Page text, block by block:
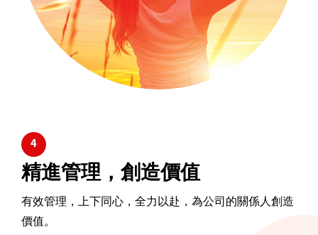
4
精進管理，創造價值
有效管理，上下同心，全力以赴，為公司的關係人創造
價值。